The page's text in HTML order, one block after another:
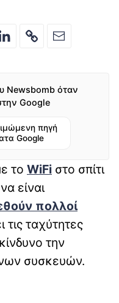
Newsbomb όταν
Google
πηγή
Google
το WiFi στο σπίτι
είναι
πολλοί
τις ταχύτητες
την
συσκευών.